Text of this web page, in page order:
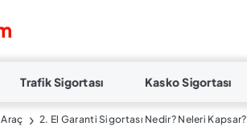
Trafik Sigortası Kasko Sigortası
Araç 2. El Garanti Sigortası Nedir? Neleri Kapsar?